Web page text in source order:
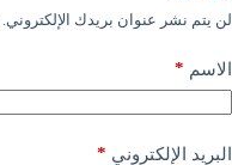
لن يتم نشر عنوان بريدك الإلكتروني.
الاسم *
البريد الإلكتروني *